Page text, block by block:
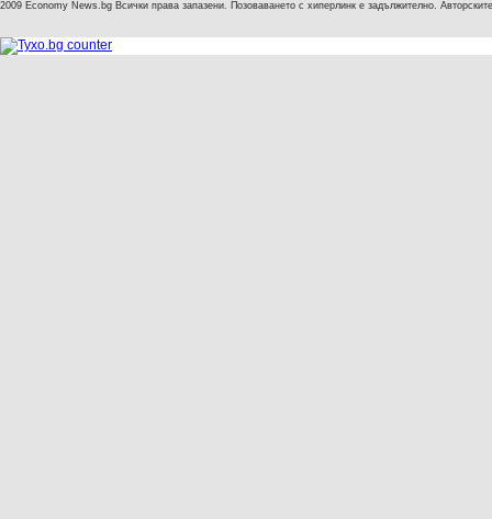
2009 Economy News.bg Всички права запазени. Позоваването с хиперлинк е задължително.